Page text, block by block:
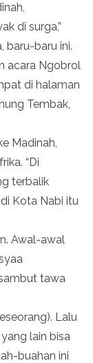
di surga,”
baru-baru ini.
acara Ngobrol
di halaman
Tembak,
Madinah,
“Di
terbalik
Kota Nabi itu
Awal-awal
tawa
Lalu
lain bisa
buahan ini